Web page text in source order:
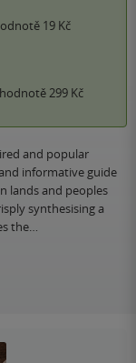
19 Kč
299 Kč
and popular
informative guide
lands and peoples
synthesising a
the…